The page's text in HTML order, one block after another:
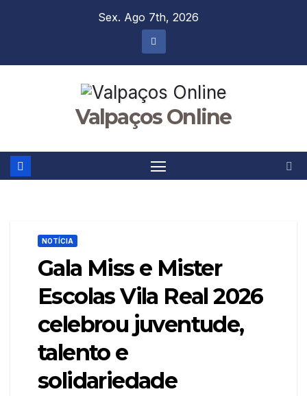
Sex. Ago 7th, 2026
Valpaços Online
NOTÍCIA
Gala Miss e Mister
Escolas Vila Real 2026
celebrou juventude,
talento e
solidariedade